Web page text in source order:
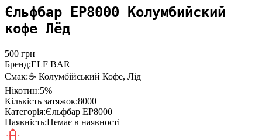
Єльфбар EP8000 Колумбийский
кофе Лёд
500 грн
Бренд:ELF BAR
Смак:☕ Колумбійський Кофе, Лід
Нікотин:5%
Кількість затяжок:8000
Категорія:Єльфбар EP8000
Наявність:Немає в наявності